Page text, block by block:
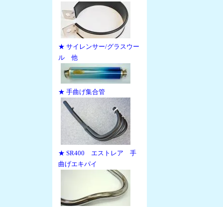
★ サイレンサー/グラスウー
ル 他
★ 手曲げ集合管
★ SR400 エストレア 手
曲げエキパイ